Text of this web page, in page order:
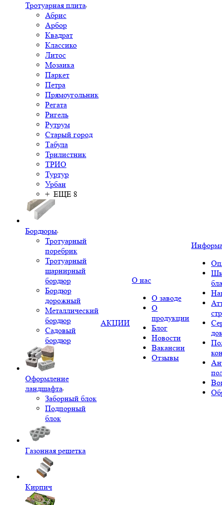
Тротуарная плита
Абрис
Арбор
Квадрат
Классико
Литос
Мозаика
Паркет
Петра
Прямоугольник
Регата
Ригель
Рутрум
Старый город
Табула
Трилистник
ТРИО
Туртур
Урбан
+ ЕЩЕ 8
Бордюры
Тротуарный
поребрик
Тротуарный
шарнирный
бордюр
Бордюр
дорожный
Металлический
бордюр
Садовый
бордюр
Оформление
ландшафта
Заборный блок
Подпорный
блок
Газонная решетка
Кирпич
АКЦИИ
О нас
О заводе
О
продукции
Блог
Новости
Вакансии
Отзывы